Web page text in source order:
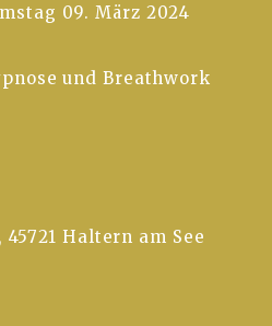
09. März 2024
und Breathwork
Haltern am See